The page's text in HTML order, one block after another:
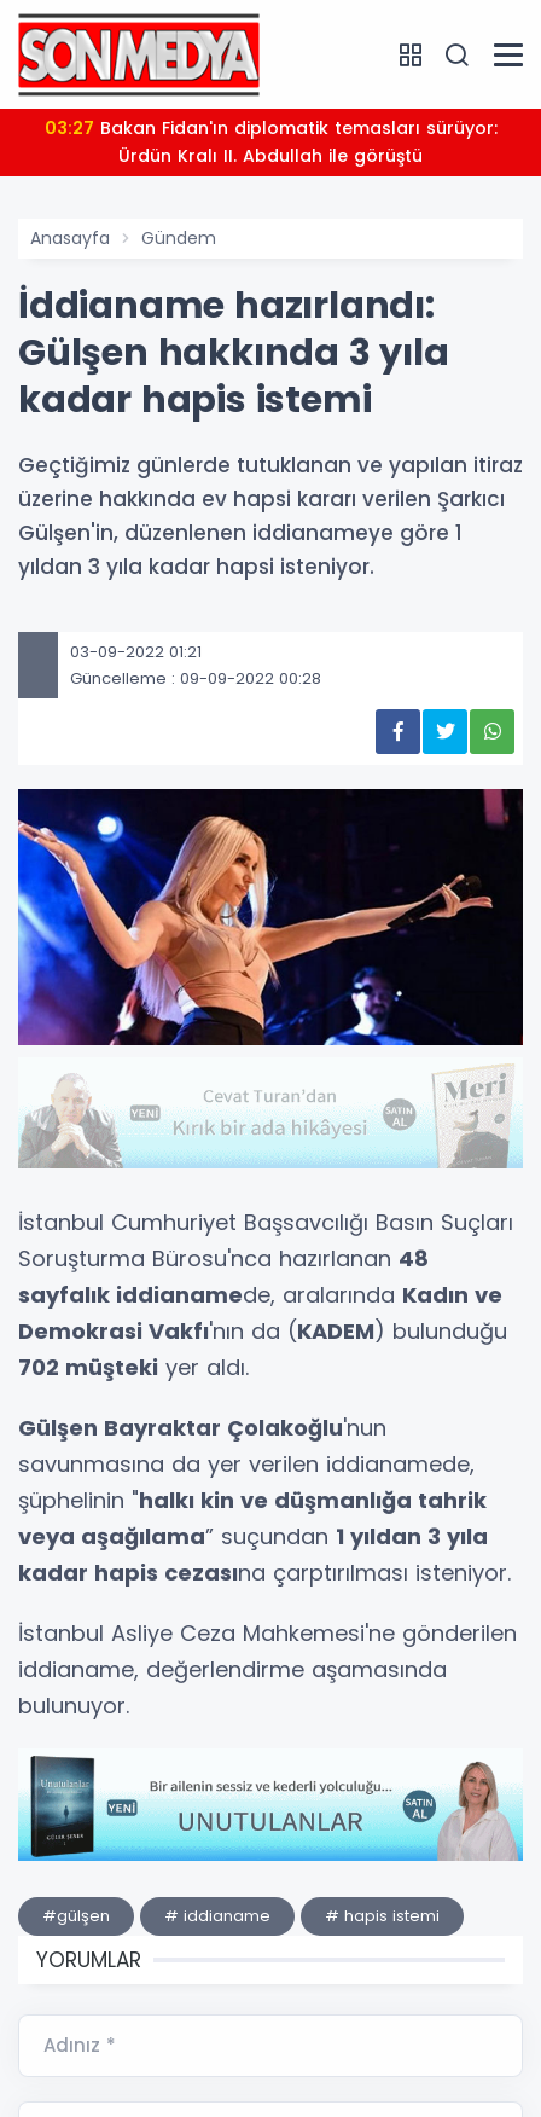
03:27
Ürdün Kralı II. Abdullah ile görüştü
Anasayfa Gündem
İddianame hazırlandı:
Gülşen hakkında 3 yıla
kadar hapis istemi
Geçtiğimiz günlerde tutuklanan ve yapılan itiraz
üzerine hakkında ev hapsi kararı verilen Şarkıcı
Gülşen'in, düzenlenen iddianameye göre 1
yıldan 3 yıla kadar hapsi isteniyor.
03-09-2022 01:21
Güncelleme : 09-09-2022 00:28
İstanbul Cumhuriyet Başsavcılığı Basın Suçları
Soruşturma Bürosu'nca hazırlanan 48
sayfalık iddianamede, aralarında Kadın ve
Demokrasi Vakfı'nın da (KADEM) bulunduğu
702 müşteki yer aldı.
Gülşen Bayraktar Çolakoğlu'nun
savunmasına da yer verilen iddianamede,
şüphelinin "halkı kin ve düşmanlığa tahrik
veya aşağılama” suçundan 1 yıldan 3 yıla
kadar hapis cezasına çarptırılması isteniyor.
İstanbul Asliye Ceza Mahkemesi'ne gönderilen
iddianame, değerlendirme aşamasında
bulunuyor.
#gülşen # iddianame # hapis istemi
YORUMLAR
Adınız *